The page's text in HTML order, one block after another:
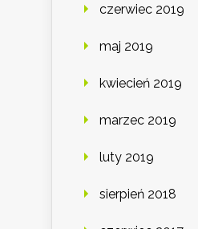
czerwiec 2019
maj 2019
kwiecień 2019
marzec 2019
luty 2019
sierpień 2018